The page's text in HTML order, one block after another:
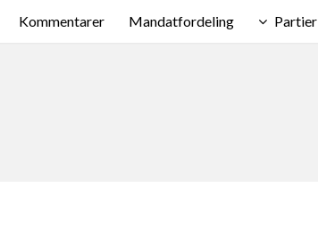
Kommentarer Mandatfordeling Partier